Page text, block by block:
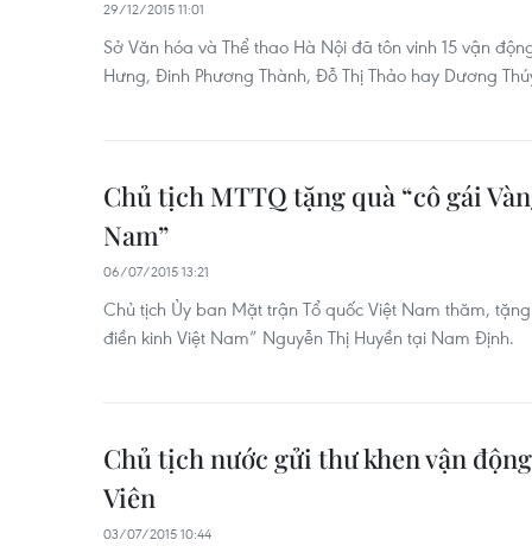
29/12/2015 11:01
Sở Văn hóa và Thể thao Hà Nội đã tôn vinh 15 vận
Hưng, Đinh Phương Thành, Đỗ Thị Thảo hay Dương
Chủ tịch MTTQ tặng quà “cô gái
Nam”
06/07/2015 13:21
Chủ tịch Ủy ban Mặt trận Tổ quốc Việt Nam thăm,
điền kinh Việt Nam” Nguyễn Thị Huyền tại Nam Định.
Chủ tịch nước gửi thư khen vận
Viên
03/07/2015 10:44